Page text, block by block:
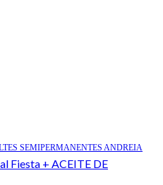
SEMIPERMANENTES ANDREIA
Fiesta + ACEITE DE